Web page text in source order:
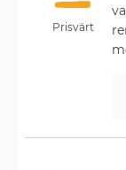
Prisvärt